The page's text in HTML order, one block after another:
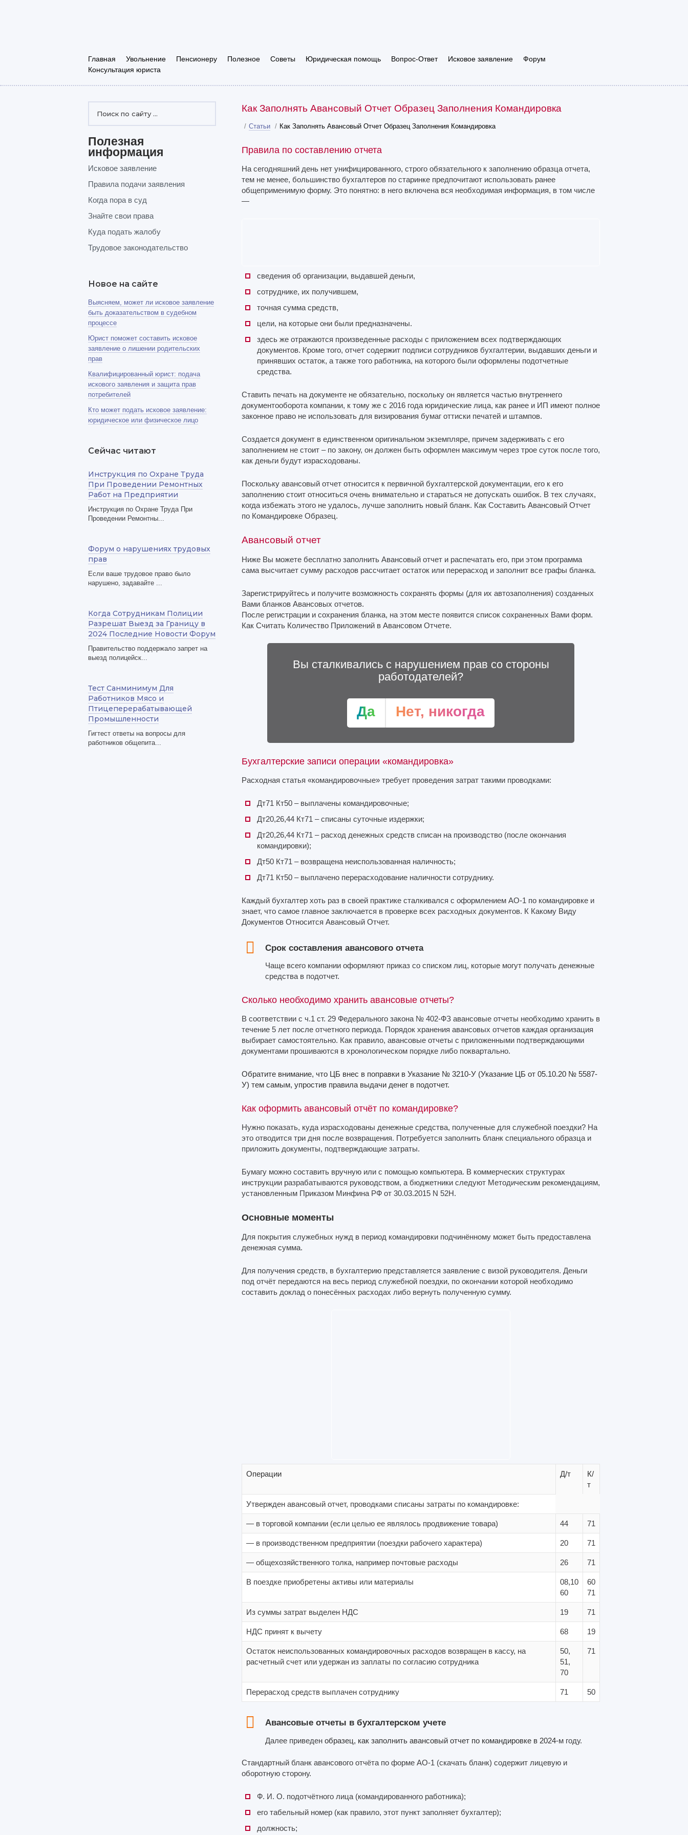
Главная Увольнение Пенсионеру Полезное Советы Юридическая помощь Вопрос-Ответ Исковое заявление
Форум
Консультация юриста
Как Заполнять Авансовый Отчет Образец Заполнения Командировка
/ Статьи / Как Заполнять Авансовый Отчет Образец Заполнения Командировка
Правила по составлению отчета
На сегодняшний день нет унифицированного, строго обязательного к заполнению образца отчета,
тем не менее, большинство бухгалтеров по старинке предпочитают использовать ранее
общеприменимую форму. Это понятно: в него включена вся необходимая информация, в том числе
—
сведения об организации, выдавшей деньги,
сотруднике, их получившем,
точная сумма средств,
цели, на которые они были предназначены.
здесь же отражаются произведенные расходы с приложением всех подтверждающих
документов. Кроме того, отчет содержит подписи сотрудников бухгалтерии, выдавших деньги и
принявших остаток, а также того работника, на которого были оформлены подотчетные
средства.
Ставить печать на документе не обязательно, поскольку он является частью внутреннего
документооборота компании, к тому же с 2016 года юридические лица, как ранее и ИП имеют полное
законное право не использовать для визирования бумаг оттиски печатей и штампов.
Создается документ в единственном оригинальном экземпляре, причем задерживать с его
заполнением не стоит – по закону, он должен быть оформлен максимум через трое суток после того,
как деньги будут израсходованы.
Поскольку авансовый отчет относится к первичной бухгалтерской документации, его к его
заполнению стоит относиться очень внимательно и стараться не допускать ошибок. В тех случаях,
когда избежать этого не удалось, лучше заполнить новый бланк. Как Составить Авансовый Отчет
по Командировке Образец.
Авансовый отчет
Ниже Вы можете бесплатно заполнить Авансовый отчет и распечатать его, при этом программа
сама высчитает сумму расходов рассчитает остаток или перерасход и заполнит все графы бланка.
Зарегистрируйтесь и получите возможность сохранять формы (для их автозаполнения) созданных
Вами бланков Авансовых отчетов.
После регистрации и сохранения бланка, на этом месте появится список сохраненных Вами форм.
Как Считать Количество Приложений в Авансовом Отчете.
Вы сталкивались с нарушением прав со стороны
работодателей?
Да Нет, никогда
Бухгалтерские записи операции «командировка»
Расходная статья «командировочные» требует проведения затрат такими проводками:
Дт71 Кт50 – выплачены командировочные;
Дт20,26,44 Кт71 – списаны суточные издержки;
Дт20,26,44 Кт71 – расход денежных средств списан на производство (после окончания
командировки);
Дт50 Кт71 – возвращена неиспользованная наличность;
Дт71 Кт50 – выплачено перерасходование наличности сотруднику.
Каждый бухгалтер хоть раз в своей практике сталкивался с оформлением АО-1 по командировке и
знает, что самое главное заключается в проверке всех расходных документов. К Какому Виду
Документов Относится Авансовый Отчет.
Срок составления авансового отчета
Чаще всего компании оформляют приказ со списком лиц, которые могут получать денежные
средства в подотчет.
Сколько необходимо хранить авансовые отчеты?
В соответствии с ч.1 ст. 29 Федерального закона № 402-ФЗ авансовые отчеты необходимо хранить в
течение 5 лет после отчетного периода. Порядок хранения авансовых отчетов каждая организация
выбирает самостоятельно. Как правило, авансовые отчеты с приложенными подтверждающими
документами прошиваются в хронологическом порядке либо поквартально.
Обратите внимание, что ЦБ внес в поправки в Указание № 3210-У (Указание ЦБ от 05.10.20 № 5587-
У) тем самым, упростив правила выдачи денег в подотчет.
Как оформить авансовый отчёт по командировке?
Нужно показать, куда израсходованы денежные средства, полученные для служебной поездки? На
это отводится три дня после возвращения. Потребуется заполнить бланк специального образца и
приложить документы, подтверждающие затраты.
Бумагу можно составить вручную или с помощью компьютера. В коммерческих структурах
инструкции разрабатываются руководством, а бюджетники следуют Методическим рекомендациям,
установленным Приказом Минфина РФ от 30.03.2015 N 52Н.
Основные моменты
Для покрытия служебных нужд в период командировки подчинённому может быть предоставлена
денежная сумма.
Для получения средств, в бухгалтерию представляется заявление с визой руководителя. Деньги
под отчёт передаются на весь период служебной поездки, по окончании которой необходимо
составить доклад о понесённых расходах либо вернуть полученную сумму.
Операции Д/т
К/
т
Утвержден авансовый отчет, проводками списаны затраты по командировке:
— в торговой компании (если целью ее являлось продвижение товара) 44 71
— в производственном предприятии (поездки рабочего характера) 20 71
— общехозяйственного толка, например почтовые расходы 26 71
В поездке приобретены активы или материалы
08,10
60
60
71
Из суммы затрат выделен НДС 19 71
НДС принят к вычету 68 19
Остаток неиспользованных командировочных расходов возвращен в кассу, на
расчетный счет или удержан из заплаты по согласию сотрудника
50,
51,
70
71
Перерасход средств выплачен сотруднику 71 50
Авансовые отчеты в бухгалтерском учете
Далее приведен образец, как заполнить авансовый отчет по командировке в 2024-м году.
Стандартный бланк авансового отчёта по форме АО-1 (скачать бланк) содержит лицевую и
оборотную сторону.
Ф. И. О. подотчётного лица (командированного работника);
его табельный номер (как правило, этот пункт заполняет бухгалтер);
должность;
Полезная
информация
Исковое заявление
Правила подачи заявления
Когда пора в суд
Знайте свои права
Куда подать жалобу
Трудовое законодательство
Новое на сайте
Выясняем, может ли исковое заявление
быть доказательством в судебном
процессе
Юрист поможет составить исковое
заявление о лишении родительских
прав
Квалифицированный юрист: подача
искового заявления и защита прав
потребителей
Кто может подать исковое заявление:
юридическое или физическое лицо
Сейчас читают
Инструкция по Охране Труда
При Проведении Ремонтных
Работ на Предприятии
Инструкция по Охране Труда При
Проведении Ремонтны...
Форум о нарушениях трудовых
прав
Если ваше трудовое право было
нарушено, задавайте ...
Когда Сотрудникам Полиции
Разрешат Выезд за Границу в
2024 Последние Новости Форум
Правительство поддержало запрет на
выезд полицейск...
Тест Санминимум Для
Работников Мясо и
Птицеперерабатывающей
Промышленности
Гигтест ответы на вопросы для
работников общепита...